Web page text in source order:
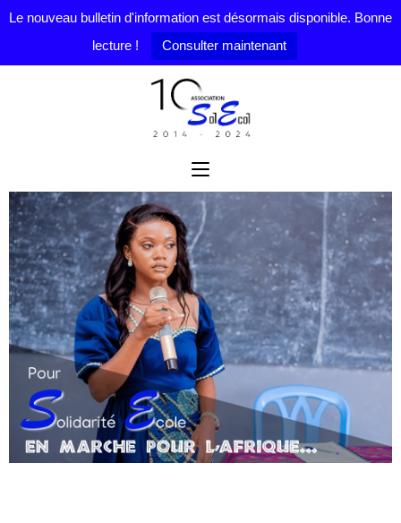
Le nouveau bulletin d'information est désormais disponible. Bonne
lecture !
Consulter maintenant